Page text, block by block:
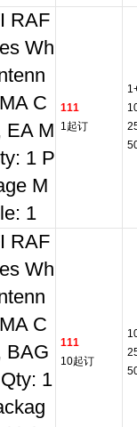
RAF
Wh
C
EA M
1 P
M
1
111
1起订
RAF
Wh
C
BAG
1
111
10起订